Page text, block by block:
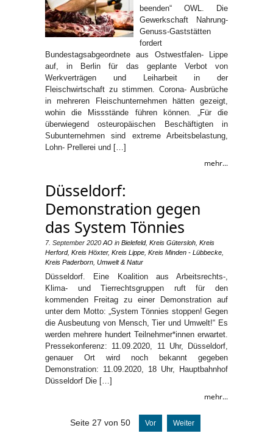
beenden“ OWL. Die
Gewerkschaft Nahrung-
Genuss-Gaststätten
fordert
Bundestagsabgeordnete aus Ostwestfalen- Lippe
auf, in Berlin für das geplante Verbot von
Werkverträgen und Leiharbeit in der
Fleischwirtschaft zu stimmen. Corona- Ausbrüche
in mehreren Fleischunternehmen hätten gezeigt,
wohin die Missstände führen können. „Für die
überwiegend osteuropäischen Beschäftigten in
Subunternehmen sind extreme Arbeitsbelastung,
Lohn- Prellerei und […]
mehr...
Düsseldorf:
Demonstration gegen
das System Tönnies
7. September 2020 AO in Bielefeld, Kreis Gütersloh Kreis
Herford, Kreis Höxter, Kreis Lippe Kreis Minden - Lübbecke
Kreis Paderborn Umwelt & Natur
Düsseldorf. Eine Koalition aus Arbeitsrechts-,
Klima- und Tierrechtsgruppen ruft für den
kommenden Freitag zu einer Demonstration auf
unter dem Motto: „System Tönnies stoppen! Gegen
die Ausbeutung von Mensch, Tier und Umwelt!“ Es
werden mehrere hundert Teilnehmer*innen erwartet.
Pressekonferenz: 11.09.2020, 11 Uhr, Düsseldorf,
genauer Ort wird noch bekannt gegeben
Demonstration: 11.09.2020, 18 Uhr, Hauptbahnhof
Düsseldorf Die […]
mehr...
Seite 27 von 50 Vor Weiter